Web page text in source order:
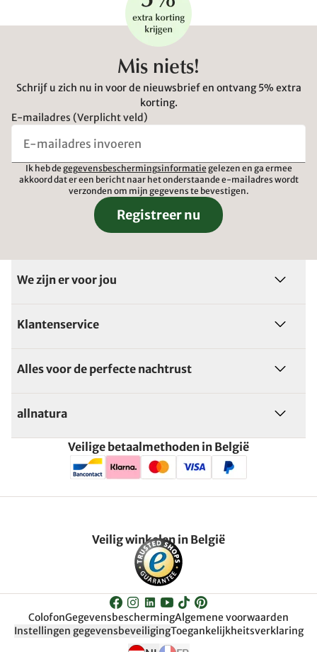
Mis niets!
Schrijf u zich nu in voor de nieuwsbrief en ontvang 5% extra
korting.
E-mailadres (Verplicht veld)
Ik heb de gegevensbeschermingsinformatie gelezen en ga ermee
akkoord dat er een bericht naar het onderstaande e-mailadres wordt
verzonden om mijn gegevens te bevestigen.
Registreer nu
We zijn er voor jou
Klantenservice
Alles voor de perfecte nachtrust
allnatura
Veilige betaalmethoden in België
Veilig winkelen in België
ColofonGegevensbeschermingAlgemene voorwaarden
Instellingen gegevensbeveiligingToegankelijkheitsverklaring